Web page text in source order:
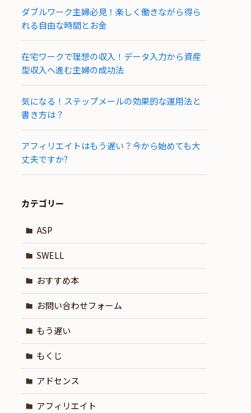
ダブルワーク主婦必見！楽しく働きながら得ら
れる自由な時間とお金
在宅ワークで理想の収入！データ入力から資産
型収入へ進む主婦の成功法
気になる！ステップメールの効果的な運用法と
書き方は？
アフィリエイトはもう遅い？今から始めても大
丈夫ですか?
カテゴリー
ASP
SWELL
おすすめ本
お問い合わせフォーム
もう遅い
もくじ
アドセンス
アフィリエイト